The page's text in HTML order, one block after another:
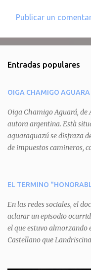
e
t
a
r
i
o
Publicar un
Entradas populares
OIGA CHAMIGO AGUARA
Oiga Chamigo Aguará, de
autora argentina. Està
aguaraguazú se disfraza
de impuestos camineros,
aguará le provoca. De
del aguará y pasa sin
expuesta la mentira del
personajes a unirse para
quitarle el disfraz de
EL TERMINO
En las redes sociales, el
aclarar un episodio
el que estuvo almorzando
Castellano que